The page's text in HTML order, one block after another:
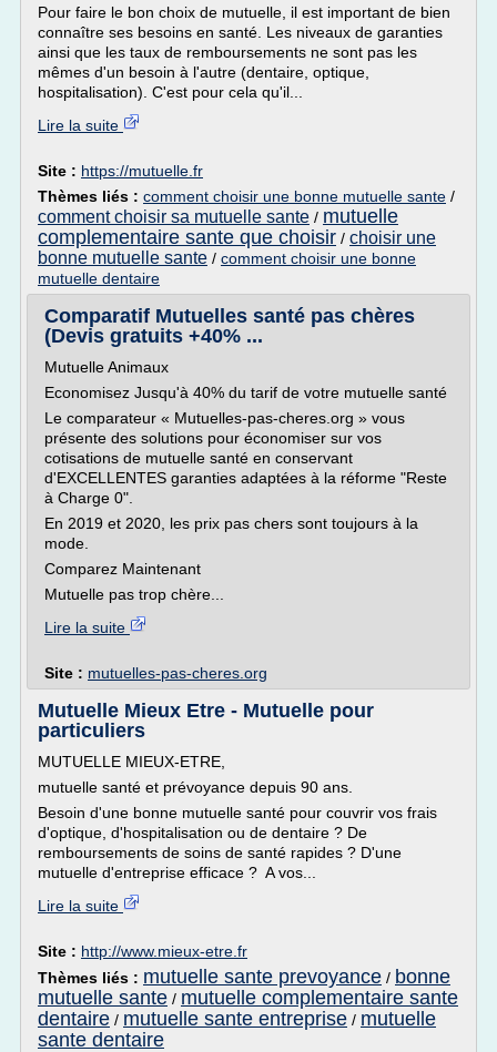
Pour faire le bon choix de mutuelle, il est important de bien
connaître ses besoins en santé. Les niveaux de garanties
ainsi que les taux de remboursements ne sont pas les
mêmes d'un besoin à l'autre (dentaire, optique,
hospitalisation). C'est pour cela qu'il...
Lire la suite
Site : https://mutuelle.fr
Thèmes liés : comment choisir une bonne mutuelle sante /
comment choisir sa mutuelle sante / mutuelle
complementaire sante que choisir / choisir une
bonne mutuelle sante / comment choisir une bonne
mutuelle dentaire
Comparatif Mutuelles santé pas chères
(Devis gratuits +40% ...
Mutuelle Animaux
Economisez Jusqu'à 40% du tarif de votre mutuelle santé
Le comparateur « Mutuelles-pas-cheres.org » vous
présente des solutions pour économiser sur vos
cotisations de mutuelle santé en conservant
d'EXCELLENTES garanties adaptées à la réforme "Reste
à Charge 0".
En 2019 et 2020, les prix pas chers sont toujours à la
mode.
Comparez Maintenant
Mutuelle pas trop chère...
Lire la suite
Site : mutuelles-pas-cheres.org
Mutuelle Mieux Etre - Mutuelle pour
particuliers
MUTUELLE MIEUX-ETRE,
mutuelle santé et prévoyance depuis 90 ans.
Besoin d'une bonne mutuelle santé pour couvrir vos frais
d'optique, d'hospitalisation ou de dentaire ? De
remboursements de soins de santé rapides ? D'une
mutuelle d'entreprise efficace ? A vos...
Lire la suite
Site : http://www.mieux-etre.fr
Thèmes liés : mutuelle sante prevoyance / bonne
mutuelle sante / mutuelle complementaire sante
dentaire / mutuelle sante entreprise / mutuelle
sante dentaire